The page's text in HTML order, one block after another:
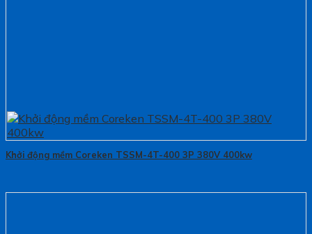
Khởi động mềm Coreken TSSM-4T-400 3P 380V 400kw